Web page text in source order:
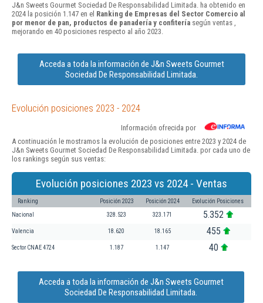
J&n Sweets Gourmet Sociedad De Responsabilidad Limitada. ha obtenido en
2024 la posición 1.147 en el Ranking de Empresas del Sector Comercio al
por menor de pan, productos de panadería y confitería según ventas ,
mejorando en 40 posiciones respecto al año 2023.
Acceda a toda la información de J&n Sweets Gourmet
Sociedad De Responsabilidad Limitada.
Evolución posiciones 2023 - 2024
Información ofrecida por
A continuación le mostramos la evolución de posiciones entre 2023 y 2024 de
J&n Sweets Gourmet Sociedad De Responsabilidad Limitada. por cada uno de
los rankings según sus ventas:
Evolución posiciones 2023 vs 2024 - Ventas
Ranking Posición 2023 Posición 2024 Evolución Posiciones
Nacional 328.523 323.171 5.352
Valencia 18.620 18.165 455
Sector CNAE 4724 1.187 1.147 40
Acceda a toda la información de J&n Sweets Gourmet
Sociedad De Responsabilidad Limitada.